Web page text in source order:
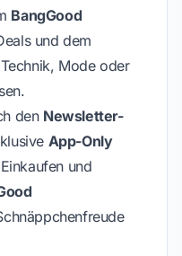
BangGood
und dem
Mode oder
den Newsletter-
App-Only
und